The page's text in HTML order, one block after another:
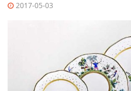
2017-05-03